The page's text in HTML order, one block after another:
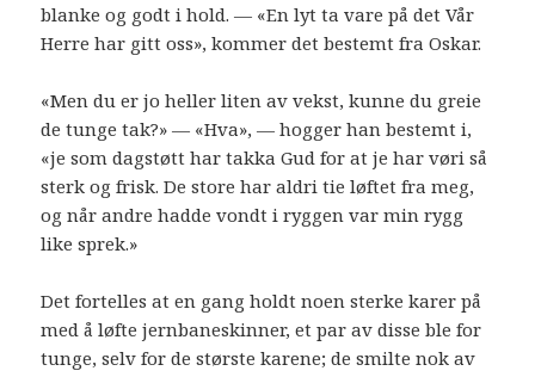
blanke og godt i hold. — «En lyt ta vare på det Vår
Herre har gitt oss», kommer det bestemt fra Oskar.
«Men du er jo heller liten av vekst, kunne du greie
de tunge tak?» — «Hva», — hogger han bestemt i,
«je som dagstøtt har takka Gud for at je har vøri så
sterk og frisk. De store har aldri tie løftet fra meg,
og når andre hadde vondt i ryggen var min rygg
like sprek.»
Det fortelles at en gang holdt noen sterke karer på
med å løfte jernbaneskinner, et par av disse ble for
tunge, selv for de største karene; de smilte nok av